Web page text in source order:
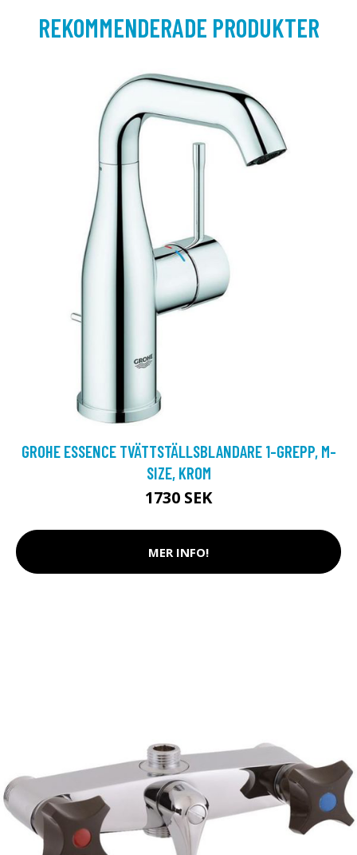
REKOMMENDERADE PRODUKTER
GROHE ESSENCE TVÄTTSTÄLLSBLANDARE 1-GREPP, M-
SIZE, KROM
1730 SEK
MER INFO!